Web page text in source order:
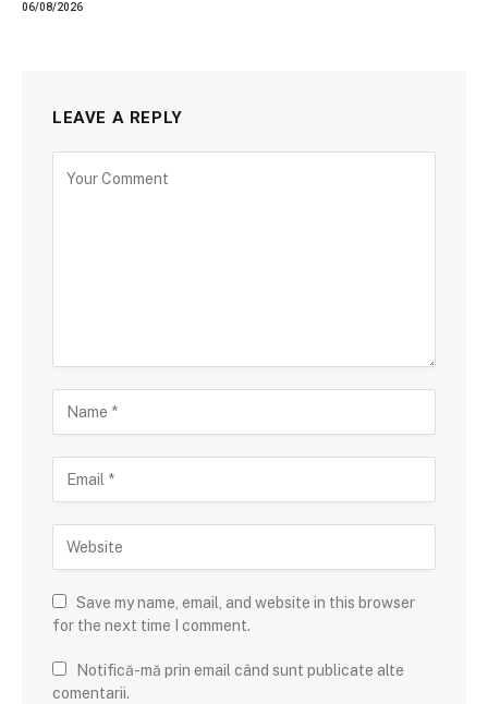
06/08/2026
LEAVE A REPLY
Save my name, email, and website in this browser
for the next time I comment.
Notifică-mă prin email când sunt publicate alte
comentarii.